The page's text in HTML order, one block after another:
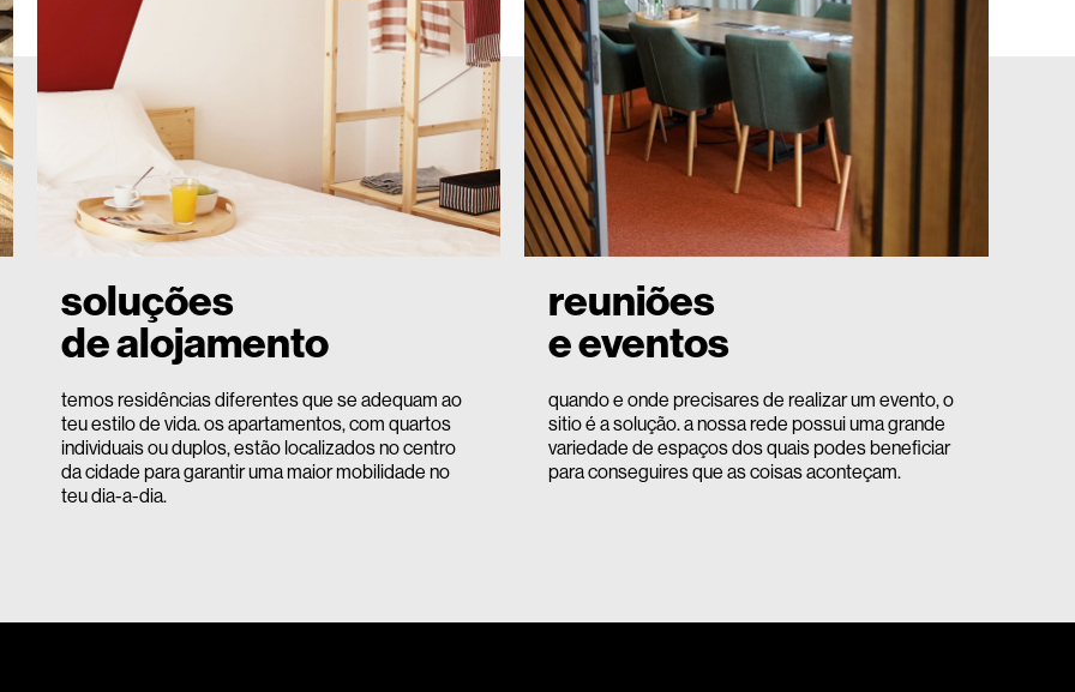
soluções
de alojamento
temos residências diferentes que se adequam ao
teu estilo de vida. os apartamentos, com quartos
individuais ou duplos, estão localizados no centro
da cidade para garantir uma maior mobilidade no
teu dia-a-dia.
reuniões
e eventos
quando e onde precisares de realizar um evento, o
sitio é a solução. a nossa rede possui uma grande
variedade de espaços dos quais podes beneficiar
para conseguires que as coisas aconteçam.